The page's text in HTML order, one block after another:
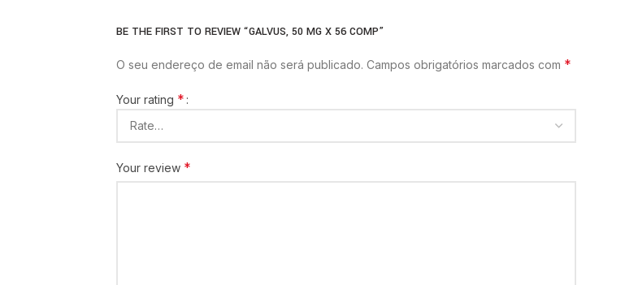
BE THE FIRST TO REVIEW “GALVUS, 50 MG X 56 COMP”
O seu endereço de email não será publicado. Campos obrigatórios marcados com *
Your rating *
Your review *